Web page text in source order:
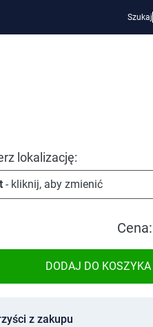
Szukaj
lokalizację:
- kliknij, aby zmienić
Cena:
DODAJ DO KOSZYKA
z zakupu